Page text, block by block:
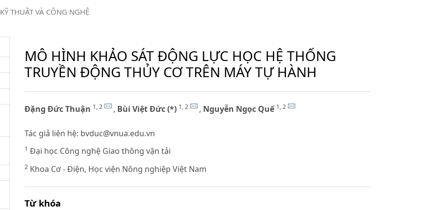
KỸ THUẬT VÀ CÔNG NGHỆ
MÔ HÌNH KHẢO SÁT ĐỘNG LỰC HỌC HỆ THỐNG
TRUYỀN ĐỘNG THỦY CƠ TRÊN MÁY TỰ HÀNH
Đặng Đức Thuận 1, 2 , Bùi Việt Đức (*) 1, 2 , Nguyễn Ngọc Quế 1, 2
Tác giả liên hệ: bvduc@vnua.edu.vn
1 Đại học Công nghệ Giao thông vận tải
2 Khoa Cơ - Điện, Học viện Nông nghiệp Việt Nam
Từ khóa